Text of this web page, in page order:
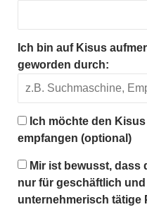
Ich bin auf Kisus
geworden durch:
Ich möchte den
empfangen (optional)
Mir ist bewusst, dass
nur für geschäftlich und
unternehmerisch tätige